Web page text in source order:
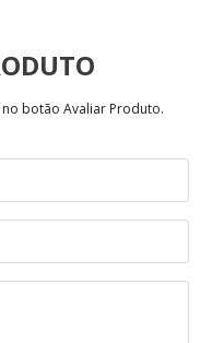
botão Avaliar Produto.